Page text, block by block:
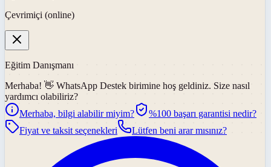
Çevrimiçi (online)
Eğitim Danışmanı
Merhaba! 👋 WhatsApp Destek birimine hoş geldiniz. Size nasıl
yardımcı olabiliriz?
Merhaba, bilgi alabilir miyim?
%100 başarı garantisi nedir?
Fiyat ve taksit seçenekleri
Lütfen beni arar mısınız?